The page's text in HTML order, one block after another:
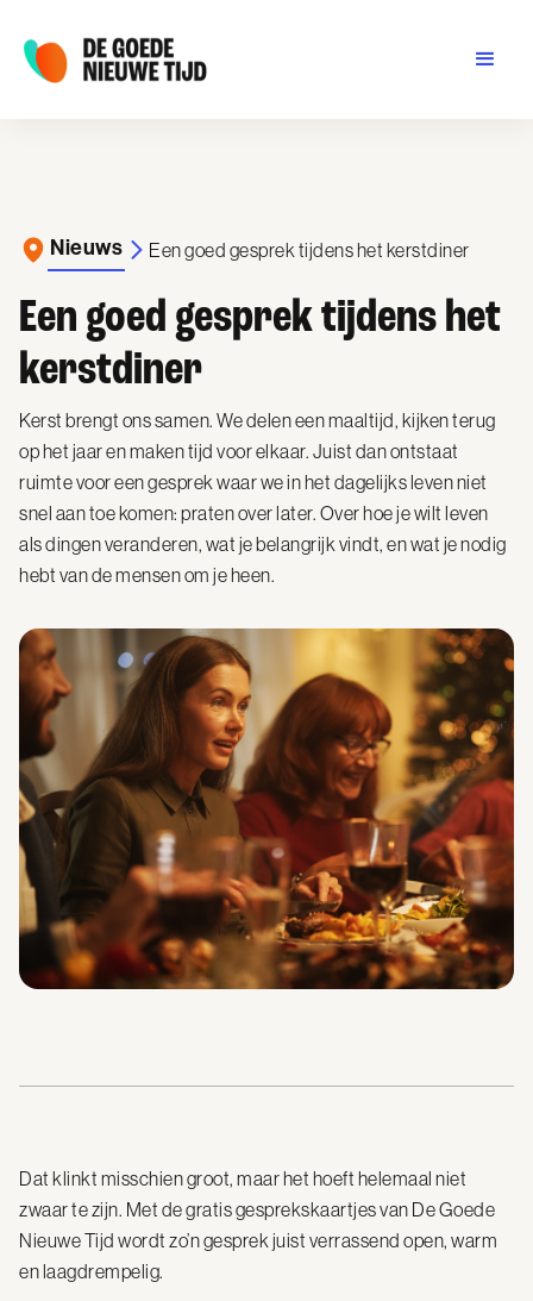
Nieuws Een goed gesprek tijdens het kerstdiner
Een goed gesprek tijdens het
kerstdiner
Kerst brengt ons samen. We delen een maaltijd, kijken terug
op het jaar en maken tijd voor elkaar. Juist dan ontstaat
ruimte voor een gesprek waar we in het dagelijks leven niet
snel aan toe komen: praten over later. Over hoe je wilt leven
als dingen veranderen, wat je belangrijk vindt, en wat je nodig
hebt van de mensen om je heen.
Dat klinkt misschien groot, maar het hoeft helemaal niet
zwaar te zijn. Met de gratis gesprekskaartjes van De Goede
Nieuwe Tijd wordt zo’n gesprek juist verrassend open, warm
en laagdrempelig.